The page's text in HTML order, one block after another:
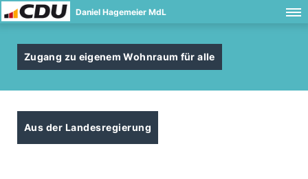
Daniel Hagemeier MdL
Zugang zu eigenem Wohnraum für alle
Aus der Landesregierung